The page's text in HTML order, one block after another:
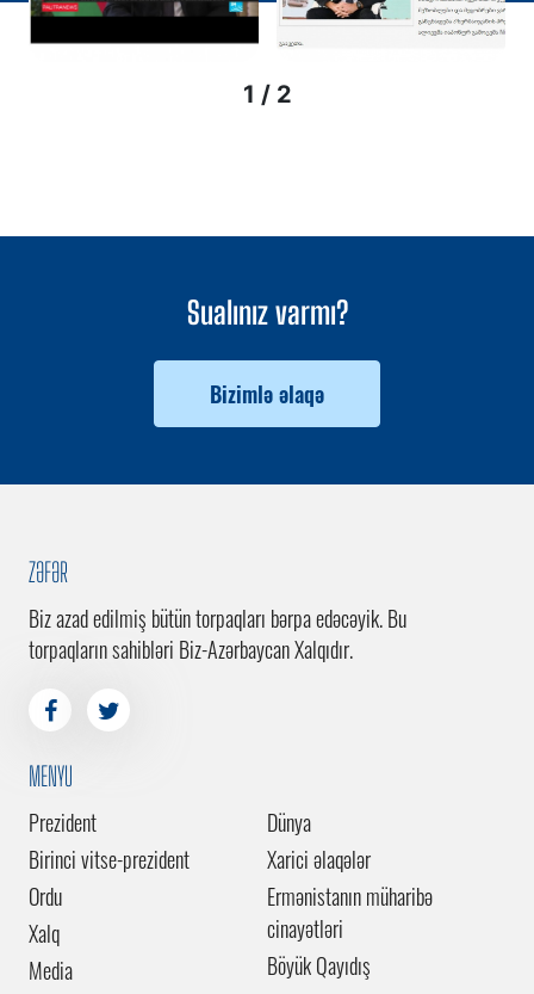
1 / 2
Sualınız varmı?
Bizimlə əlaqə
ZƏFƏR
Biz azad edilmiş bütün torpaqları bərpa edəcəyik. Bu
torpaqların sahibləri Biz-Azərbaycan Xalqıdır.
MENYU
Prezident
Birinci vitse-prezident
Ordu
Xalq
Media
Dünya
Xarici əlaqələr
Ermənistanın müharibə
cinayətləri
Böyük Qayıdış